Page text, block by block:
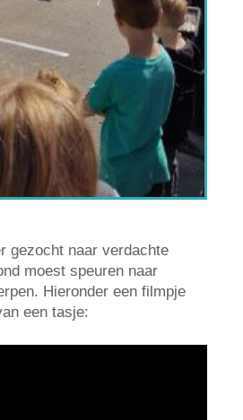
gezocht naar verdachte
moest speuren naar
Hieronder een filmpje
een tasje: